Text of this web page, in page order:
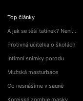
Top články
A jak se těší tatínek? Není…
Protivná učitelka o školách
Intimní snímky porodu
Mužská masturbace
Co nesnášíme v sauně